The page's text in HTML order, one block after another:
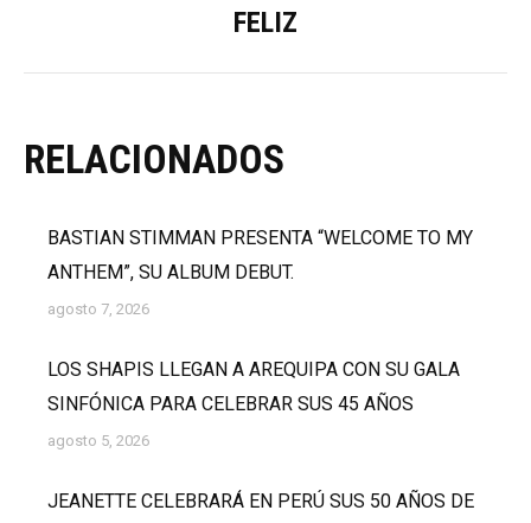
siguiente:
FELIZ
RELACIONADOS
BASTIAN STIMMAN PRESENTA “WELCOME TO MY
ANTHEM”, SU ALBUM DEBUT.
agosto 7, 2026
LOS SHAPIS LLEGAN A AREQUIPA CON SU GALA
SINFÓNICA PARA CELEBRAR SUS 45 AÑOS
agosto 5, 2026
JEANETTE CELEBRARÁ EN PERÚ SUS 50 AÑOS DE